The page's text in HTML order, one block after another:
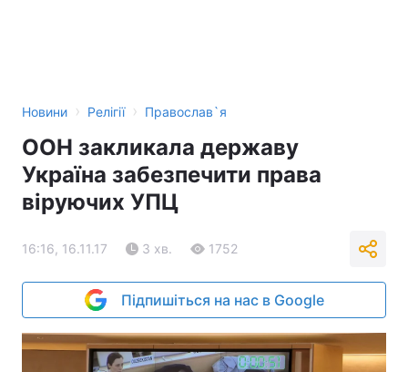
Новини › Релігії › Православ`я
ООН закликала державу
Україна забезпечити права
віруючих УПЦ
16:16, 16.11.17 3 хв. 1752
Підпишіться на нас в Google